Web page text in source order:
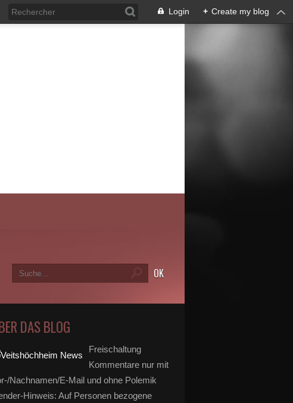
Login + Create my blog
DAS BLOG
Freischaltung
Kommentare nur mit
Nachnamen/E-Mail und ohne Polemik
Hinweis: Auf Personen bezogene